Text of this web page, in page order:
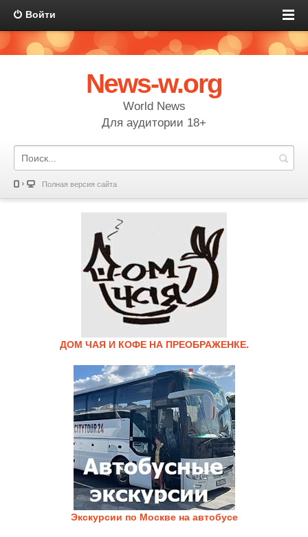
Войти
News-w.org
World News
Для аудитории 18+
Полная версия сайта
ДОМ ЧАЯ И КОФЕ НА ПРЕОБРАЖЕНКЕ.
Экскурсии по Москве на автобусе